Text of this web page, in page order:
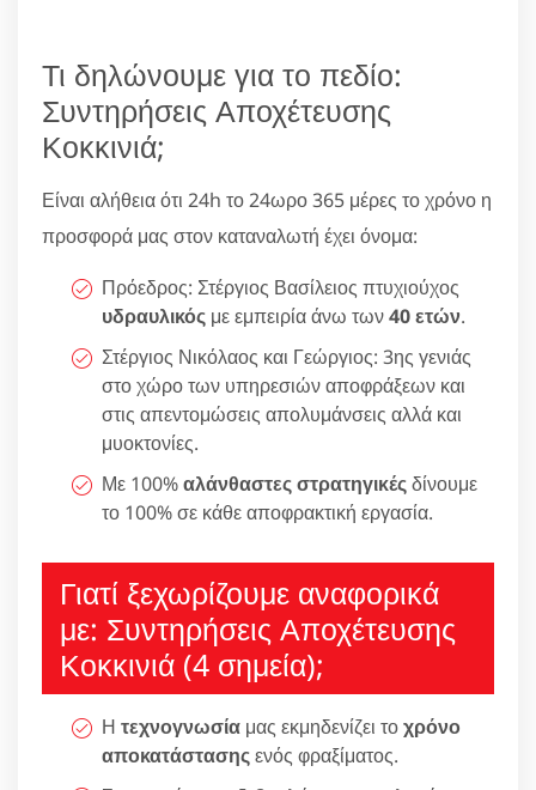
Τι δηλώνουμε για το πεδίο:
Συντηρήσεις Αποχέτευσης
Κοκκινιά;
Είναι αλήθεια ότι 24h το 24ωρο 365 μέρες το χρόνο η
προσφορά μας στον καταναλωτή έχει όνομα:
Πρόεδρος: Στέργιος Βασίλειος πτυχιούχος
υδραυλικός με εμπειρία άνω των40 ετών.
Στέργιος Νικόλαος και Γεώργιος: 3ης γενιάς
στο χώρο των υπηρεσιών αποφράξεων και
στις απεντομώσεις απολυμάνσεις αλλά και
μυοκτονίες.
Με 100%αλάνθαστες στρατηγικέςδίνουμε
το 100% σε κάθε αποφρακτική εργασία.
Γιατί ξεχωρίζουμε αναφορικά
με: Συντηρήσεις Αποχέτευσης
Κοκκινιά (4 σημεία);
Η τεχνογνωσία μας εκμηδενίζει τοχρόνο
αποκατάστασηςενός φραξίματος.